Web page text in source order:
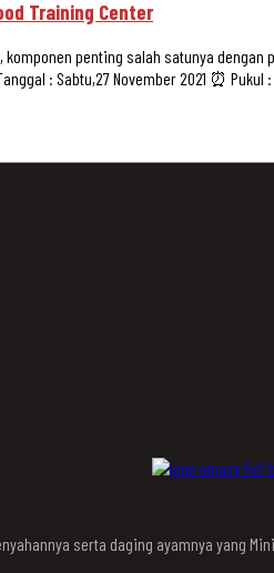
Training Center
penting salah satunya dengan
: Sabtu,27 November 2021 ⏰ Pukul
serta daging ayamnya yang